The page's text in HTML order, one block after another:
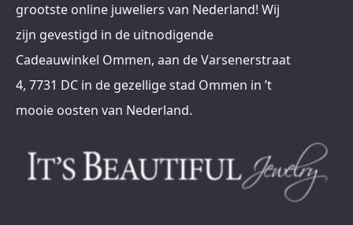
grootste online juweliers van Nederland! Wij
zijn gevestigd in de uitnodigende
Cadeauwinkel Ommen, aan de Varsenerstraat
4, 7731 DC in de gezellige stad Ommen in ’t
mooie oosten van Nederland.